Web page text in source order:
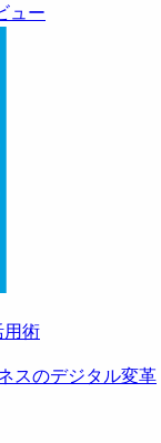
ュー
術
スのデジタル変革